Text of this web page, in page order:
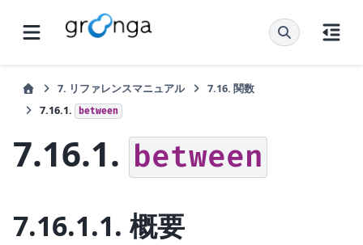
7. リファレンスマニュアル 7.16. 関数
7.16.1.
between
7.16.1. between
7.16.1.1.概要